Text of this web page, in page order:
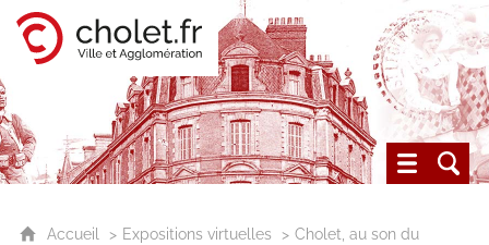
Cholet, ville et agglomérationLes archives du Choletais
Accueil Expositions virtuelles
Cholet, au son du